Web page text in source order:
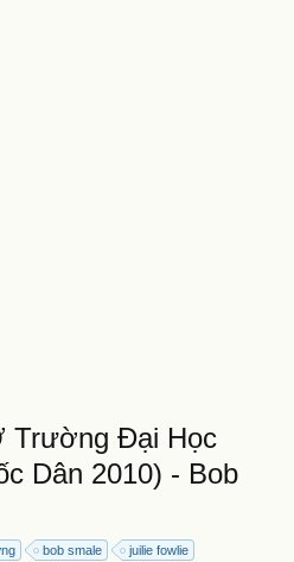
Trường Đại Học
Dân 2010) - Bob
bob smale
juilie fowlie